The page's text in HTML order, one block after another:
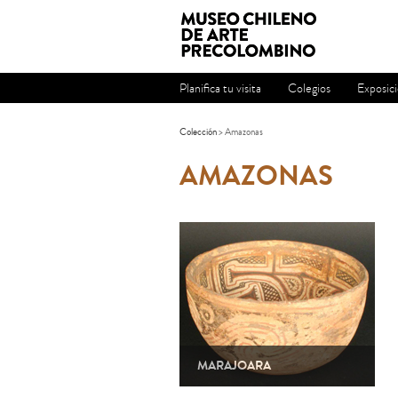
Planifica tu visita Colegios
Colección> Amazonas
AMAZONAS
MARAJOARA